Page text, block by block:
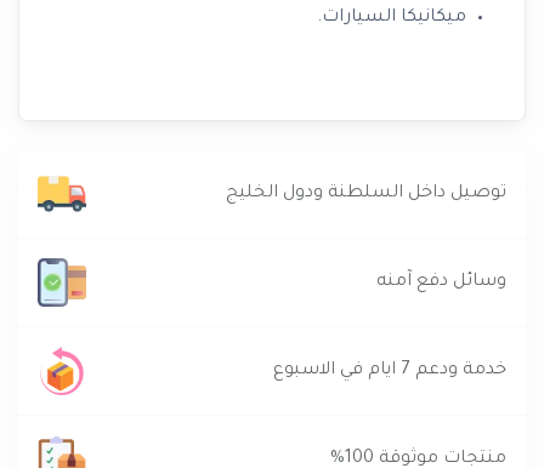
ميكانيكا السيارات.
توصيل داخل السلطنة ودول الخليج
وسائل دفع آمنه
خدمة ودعم 7 ايام في الاسبوع
منتجات موثوقة 100%